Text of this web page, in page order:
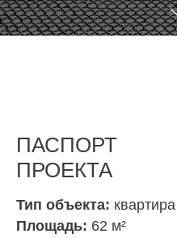
ПАСПОРТ
ПРОЕКТА
Тип объекта: квартира
Площадь: 62 м²